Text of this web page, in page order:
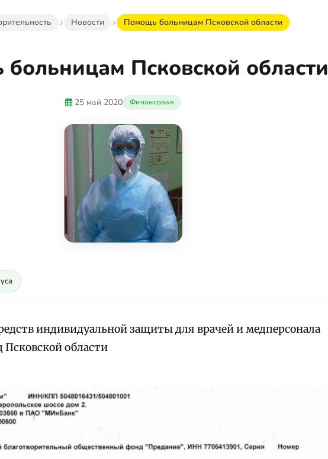
Новости Помощь больницам Псковской области
Псковской области
25 май 2020 Финансовая
индивидуальной защиты для врачей и медперсонала
Псковской области